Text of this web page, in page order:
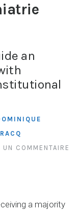
an
UN COMMENTAIRE
a majority